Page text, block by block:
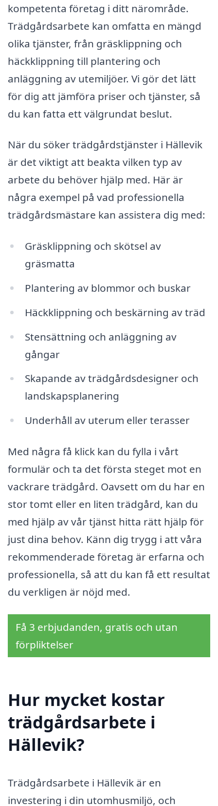
kompetenta företag i ditt närområde.
Trädgårdsarbete kan omfatta en mängd
olika tjänster, från gräsklippning och
häckklippning till plantering och
anläggning av utemiljöer. Vi gör det lätt
för dig att jämföra priser och tjänster, så
du kan fatta ett välgrundat beslut.
När du söker trädgårdstjänster i Hällevik
är det viktigt att beakta vilken typ av
arbete du behöver hjälp med. Här är
några exempel på vad professionella
trädgårdsmästare kan assistera dig med:
Gräsklippning och skötsel av
gräsmatta
Plantering av blommor och buskar
Häckklippning och beskärning av träd
Stensättning och anläggning av
gångar
Skapande av trädgårdsdesigner och
landskapsplanering
Underhåll av uterum eller terasser
Med några få klick kan du fylla i vårt
formulär och ta det första steget mot en
vackrare trädgård. Oavsett om du har en
stor tomt eller en liten trädgård, kan du
med hjälp av vår tjänst hitta rätt hjälp för
just dina behov. Känn dig trygg i att våra
rekommenderade företag är erfarna och
professionella, så att du kan få ett resultat
du verkligen är nöjd med.
Få 3 erbjudanden, gratis och utan
förpliktelser
Hur mycket kostar
trädgårdsarbete i
Hällevik?
Trädgårdsarbete i Hällevik är en
investering i din utomhusmiljö, och